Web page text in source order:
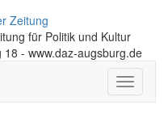
Zeitung
für Politik und Kultur
- www.daz-augsburg.de
Toggle